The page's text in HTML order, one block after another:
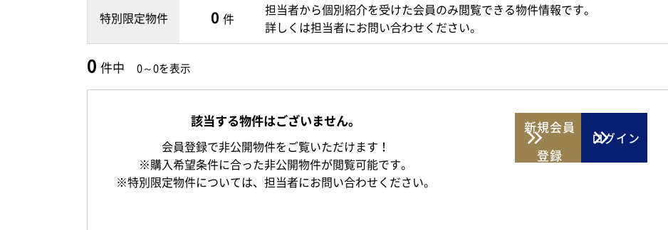
特別限定物件 0 件
担当者から個別紹介を受けた会員のみ閲覧できる物件情報です。
詳しくは担当者にお問い合わせください。
0 件中 0～0を表示
該当する物件はございません。
会員登録で非公開物件をご覧いただけます！
※購入希望条件に合った非公開物件が閲覧可能です。
※特別限定物件については、担当者にお問い合わせください。
新規会員
登録
ログイン